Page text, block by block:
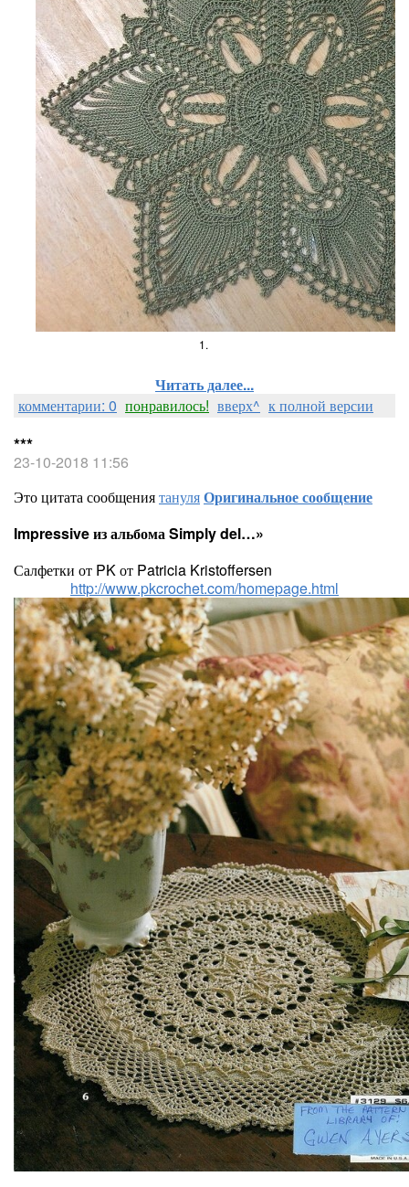
1.
Читать далее...
комментарии: 0 понравилось! вверх^ к полной версии
***
23-10-2018 11:56
Это цитата сообщениятануляОригинальное сообщение
Impressive из альбома Simply del…»
Салфетки от PK от Patricia Kristoffersen
http://www.pkcrochet.com/homepage.html